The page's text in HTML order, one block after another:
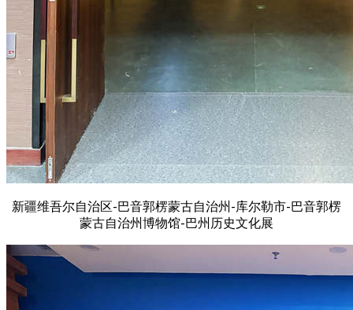
新疆维吾尔自治区-巴音郭楞蒙古自治州-库尔勒市-巴音郭楞
蒙古自治州博物馆-巴州历史文化展